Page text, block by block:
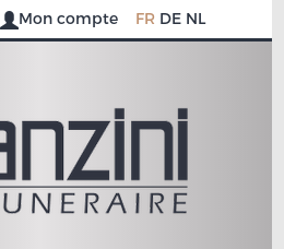
Mon compte FR DE NL